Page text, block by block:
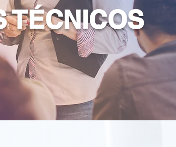
TÉCNICOS